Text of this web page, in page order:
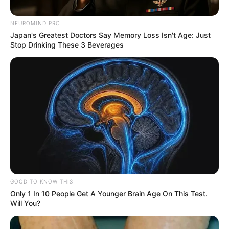
Museo de Ovnilogía y Cultura Ancestral
Museo de otro mundo en Tenjo
Por: J. Adriana Pardo
Septiembre 4, 2025
NEUROMIND PRO
Japan's Greatest Doctors Say Memory Loss Isn't Age: Just
Stop Drinking These 3 Beverages
GOOD TO KNOW THIS
Only 1 In 10 People Get A Younger Brain Age On This Test.
Will You?